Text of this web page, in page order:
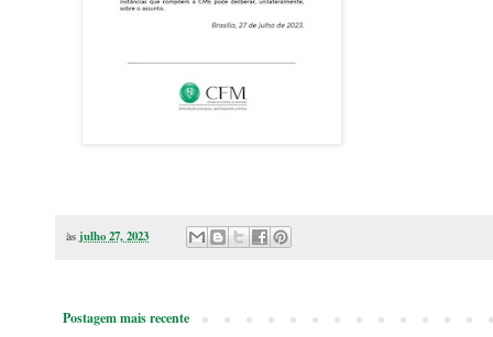
àsjulho 27, 2023
Postagem mais recente